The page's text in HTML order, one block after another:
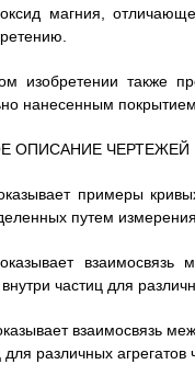
магния,
изобретении также
нанесенным
ОПИСАНИЕ ЧЕРТЕЖЕЙ
примеры
путем
частиц для
взаимосвязь
для различных агрегатов